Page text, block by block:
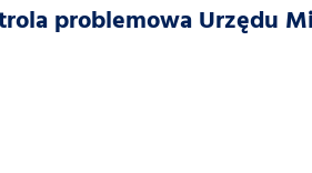
problemowa Urzędu